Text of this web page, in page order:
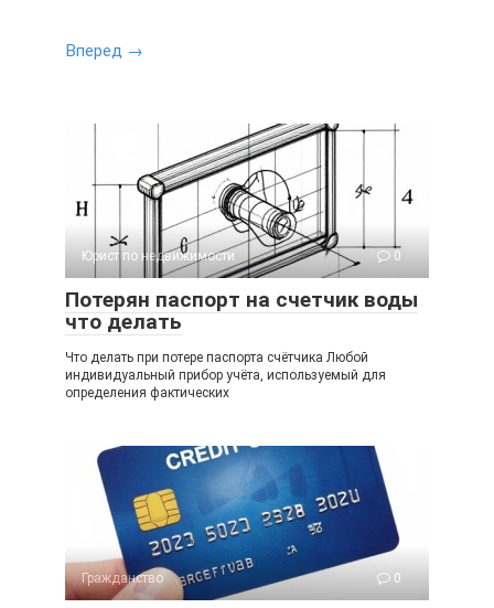
Вперед →
Юрист по недвижимости 0
Потерян паспорт на счетчик воды
что делать
Что делать при потере паспорта счётчика Любой
индивидуальный прибор учёта, используемый для
определения фактических
Гражданство 0